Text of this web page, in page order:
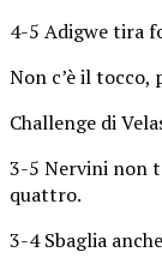
4-5 Adigwe tira
Non c’è il
Challenge di
3-5 Nervini non
quattro.
3-4 Sbaglia